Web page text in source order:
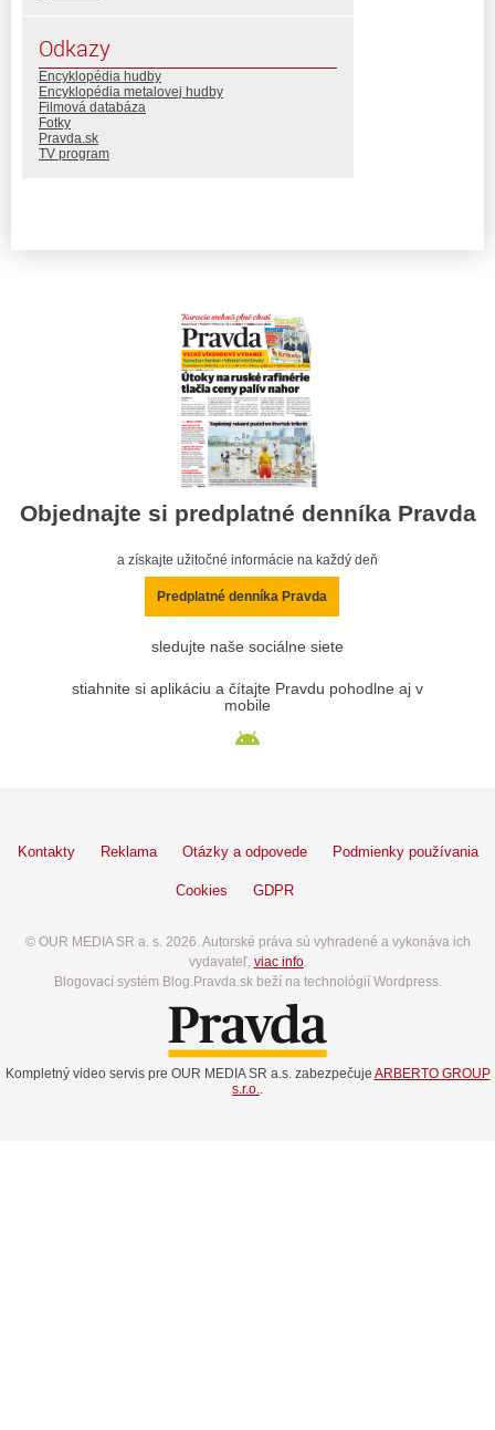
Odkazy
Encyklopédia hudby
Encyklopédia metalovej hudby
Filmová databáza
Fotky
Pravda.sk
TV program
Objednajte si predplatné denníka Pravda
a získajte užitočné informácie na každý deň
Predplatné denníka Pravda
sledujte naše sociálne siete
stiahnite si aplikáciu a čítajte Pravdu pohodlne aj v
mobile
Kontakty Reklama Otázky a odpovede Podmienky používania
Cookies GDPR
© OUR MEDIA SR a. s. 2026. Autorské práva sú vyhradené a vykonáva ich
vydavateľ, viac info.
Blogovací systém Blog.Pravda.sk beží na technológií Wordpress.
Kompletný video servis pre OUR MEDIA SR a.s. zabezpečuje ARBERTO GROUP
s.r.o..